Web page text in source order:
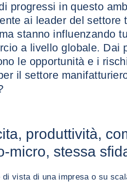
progressi in questo
ai leader del settore
stanno influenzando
a livello globale. Dai
le opportunità e i
il settore
produttività,
micro, stessa
di vista di una impresa o su